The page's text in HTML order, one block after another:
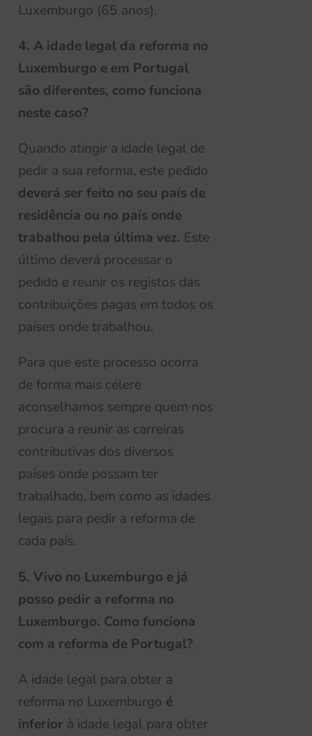
Luxemburgo (65 anos).
4. A idade legal da reforma no
Luxemburgo e em Portugal
são diferentes, como funciona
neste caso?
Quando atingir a idade legal de
pedir a sua reforma, este pedido
deverá ser feito no seu país de
residência ou no país onde
trabalhou pela última vez. Este
último deverá processar o
pedido e reunir os registos das
contribuições pagas em todos os
países onde trabalhou.
Para que este processo ocorra
de forma mais célere
aconselhamos sempre quem nos
procura a reunir as carreiras
contributivas dos diversos
países onde possam ter
trabalhado, bem como as idades
legais para pedir a reforma de
cada país.
5. Vivo no Luxemburgo e já
posso pedir a reforma no
Luxemburgo. Como funciona
com a reforma de Portugal?
A idade legal para obter a
reforma no Luxemburgo é
inferior à idade legal para obter